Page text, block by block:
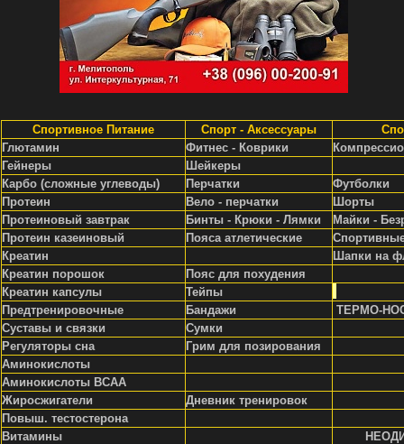
Спортивное Питание Спорт - Аксессуары
Глютамин
Фитнес - Коврики
Гейнеры
Шейкеры
Карбо (сложные углеводы)
Перчатки
Футболки
Протеин
Вело - перчатки
Шорты
Протеиновый завтрак
Бинты - Крюки - Лямки
Майки -
Протеин казеиновый
Пояса атлетические
Креатин
Шапки на
Креатин порошок
Пояс для похудения
Креатин капсулы
Тейпы
Предтренировочные
Бандажи
ТЕРМО-
Суставы и связки
Сумки
Регуляторы сна
Грим для позирования
Аминокислоты
Аминокислоты ВСАА
Жиросжигатели
Дневник тренировок
Повыш. тестостерона
Витамины